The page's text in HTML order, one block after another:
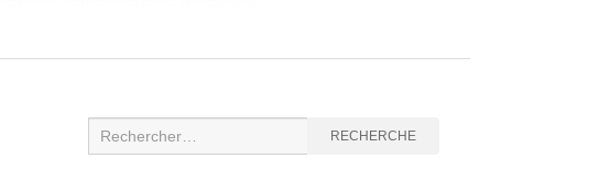
Recherche
:
RECHERCHE